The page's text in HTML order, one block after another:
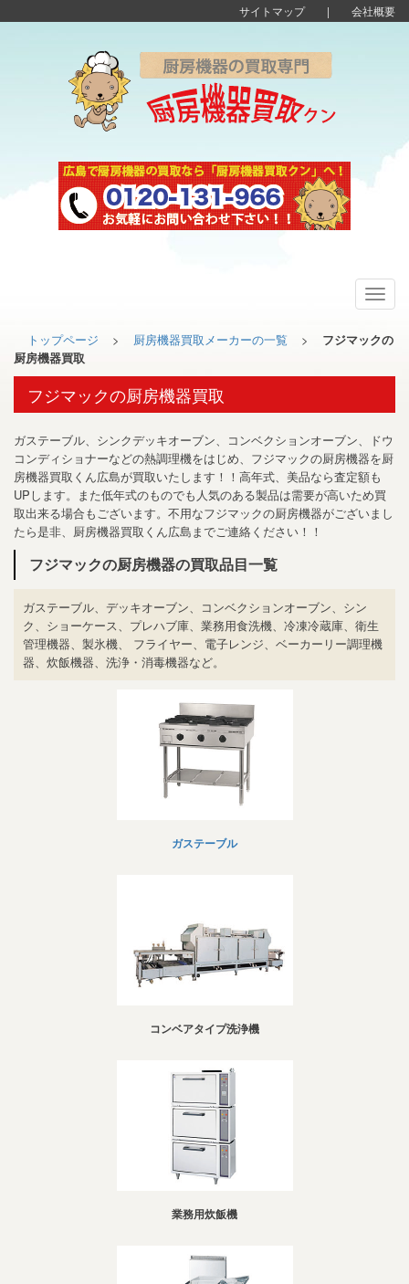
サイトマップ| 会社概要
トップページ > 厨房機器買取メーカーの一覧 >
フジマックの
厨房機器買取
フジマックの厨房機器買取
ガステーブル、シンクデッキオーブン、コンベクションオーブン、ドウ
コンディショナーなどの熱調理機をはじめ、フジマックの厨房機器を厨
房機器買取くん広島が買取いたします！！高年式、美品なら査定額も
UPします。また低年式のものでも人気のある製品は需要が高いため買
取出来る場合もございます。不用なフジマックの厨房機器がございまし
たら是非、厨房機器買取くん広島までご連絡ください！！
フジマックの厨房機器の買取品目一覧
ガステーブル、デッキオーブン、コンベクションオーブン、シン
ク、ショーケース、プレハブ庫、業務用食洗機、冷凍冷蔵庫、衛生
管理機器、製氷機、 フライヤー、電子レンジ、ベーカーリー調理機
器、炊飯機器、洗浄・消毒機器など。
ガステーブル
コンベアタイプ洗浄機
業務用炊飯機